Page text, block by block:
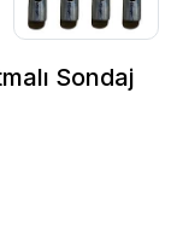
Sondaj